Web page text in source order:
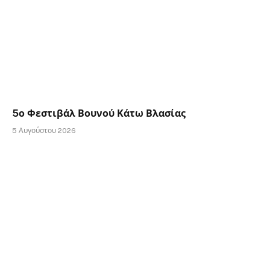
5ο Φεστιβάλ Βουνού Κάτω Βλασίας
5 Αυγούστου 2026